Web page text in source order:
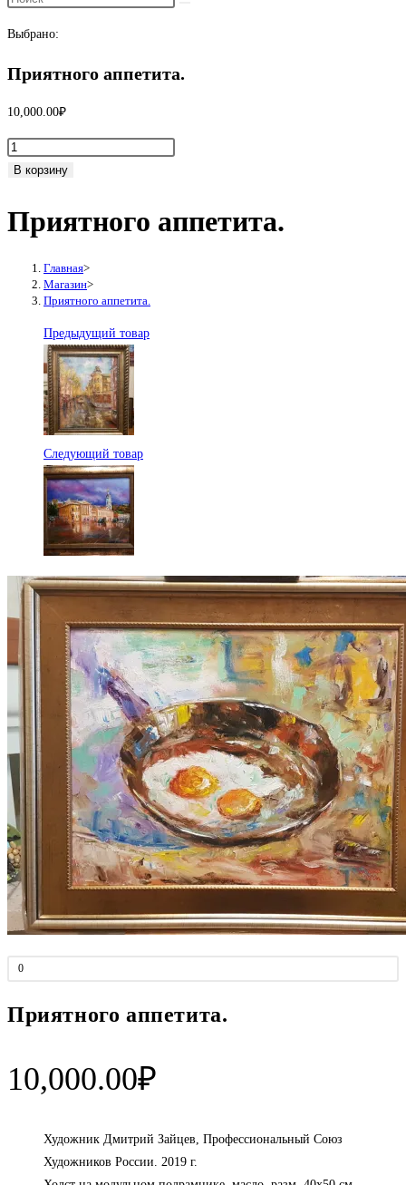
поиск
по
сайту
Выбрано:
Приятного аппетита.
10,000.00₽
Количество
товара
аппетита.
В корзину
Приятного аппетита.
Главная>
Магазин>
Приятного аппетита.
Предыдущий товар
Следующий товар
0
Приятного аппетита.
10,000.00₽
Художник Дмитрий Зайцев, Профессиональный Союз
Художников России. 2019 г.